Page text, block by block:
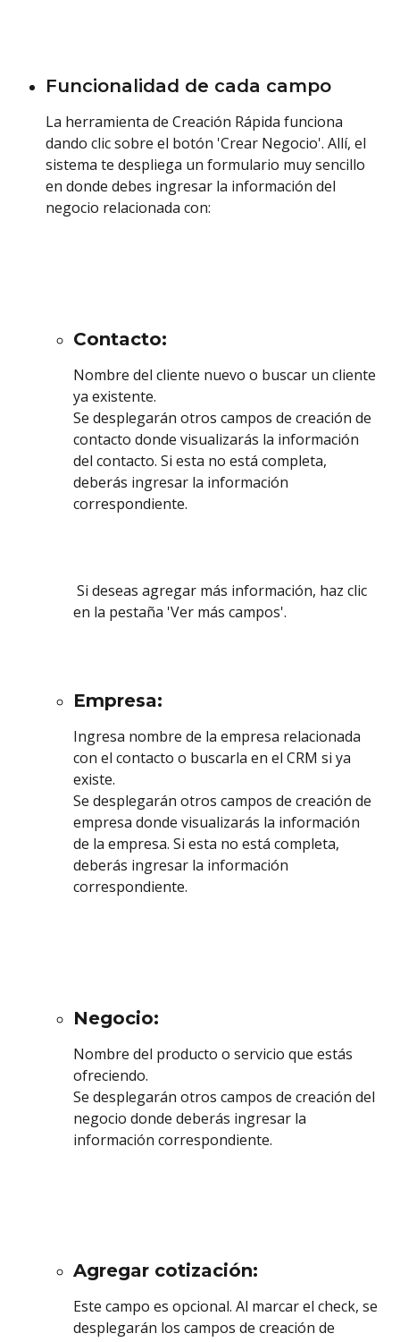
Funcionalidad de cada campo
La herramienta de Creación Rápida funciona
dando clic sobre el botón 'Crear Negocio'. Allí, el
sistema te despliega un formulario muy sencillo
en donde debes ingresar la información del
negocio relacionada con:
Contacto:
Nombre del cliente nuevo o buscar un cliente
ya existente.
Se desplegarán otros campos de creación de
contacto donde visualizarás la información
del contacto. Si esta no está completa,
deberás ingresar la información
correspondiente.
en la pestaña 'Ver más campos'.
Empresa:
Ingresa nombre de la empresa relacionada
con el contacto o buscarla en el CRM si ya
existe.
Se desplegarán otros campos de creación de
empresa donde visualizarás la información
de la empresa. Si esta no está completa,
deberás ingresar la información
correspondiente.
Negocio:
Nombre del producto o servicio que estás
ofreciendo.
Se desplegarán otros campos de creación del
negocio donde deberás ingresar la
información correspondiente.
Agregar cotización:
Este campo es opcional. Al marcar el check, se
desplegarán los campos de creación de